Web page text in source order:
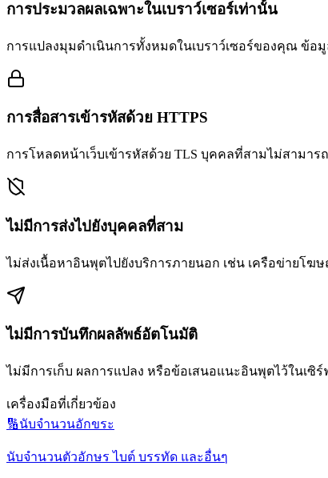
การประมวลผลเฉพาะในเบราว์เซอร์เท่านั้น
การแปลงมุมดำเนินการทั้งหมดในเบราว์เซอร์ของคุณ ข้อมู
การสื่อสารเข้ารหัสด้วย HTTPS
การโหลดหน้าเว็บเข้ารหัสด้วย TLS บุคคลที่สามไม่สามาร
ไม่มีการส่งไปยังบุคคลที่สาม
ไม่ส่งเนื้อหาอินพุตไปยังบริการภายนอก เช่น เครือข่ายโ
ไม่มีการบันทึกผลลัพธ์อัตโนมัติ
ไม่มีการเก็บ ผลการแปลง หรือข้อเสนอแนะอินพุตไว้ในเซิร์
เครื่องมือที่เกี่ยวข้อง
🔢นับจำนวนอักขระ
นับจำนวนตัวอักษร ไบต์ บรรทัด และอื่นๆ